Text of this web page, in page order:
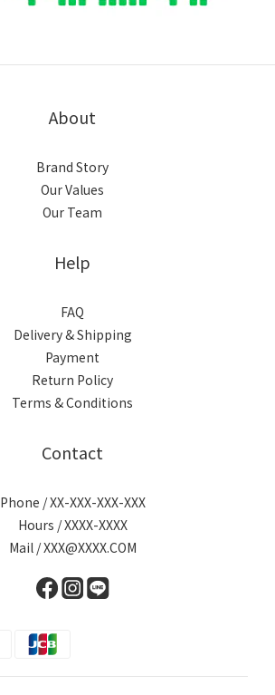
About
Brand Story
Our Values
Our Team
Help
FAQ
Delivery & Shipping
Payment
Return Policy
Terms & Conditions
Contact
Phone / XX-XXX-XXX-XXX
Hours / XXXX-XXXX
Mail / XXX@XXXX.COM